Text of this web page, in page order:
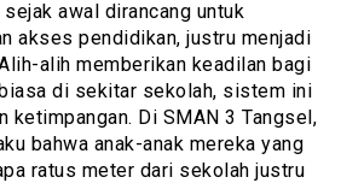
awal dirancang untuk
akses pendidikan, justru menjadi
alih memberikan keadilan bagi
di sekitar sekolah, sistem ini
ketimpangan. Di SMAN 3 Tangsel,
bahwa anak-anak mereka yang
ratus meter dari sekolah justru